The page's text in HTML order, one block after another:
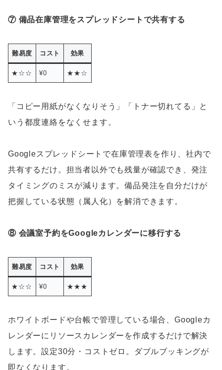
⑦ 備品在庫管理をスプレッドシートで共有する
難易度 コスト 効果
★☆☆ ¥0 ★★☆
「コピー用紙がなくなりそう」「トナー切れてる」と
いう都度連絡をなくせます。
Googleスプレッドシートで在庫管理表を作り、社内で
共有するだけ。担当者以外でも残量が確認でき、発注
タイミングのミスが減ります。備品発注を自分だけが
把握している状態（属人化）を解消できます。
⑧ 会議室予約をGoogleカレンダーに移行する
難易度 コスト 効果
★☆☆ ¥0 ★★★
ホワイトボードや台帳で管理している場合、Googleカ
レンダーにリソースカレンダーを作成するだけで解決
します。設定30分・コストゼロ。ダブルブッキングが
即なくなります。